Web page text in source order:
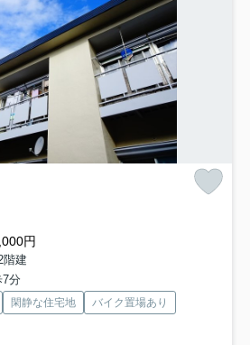
円
階建
7分
閑静な住宅地
バイク置場あり